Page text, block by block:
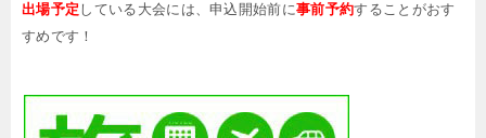
出場予定 している大会には、申込開始前に事前予約することがおす
すめです！